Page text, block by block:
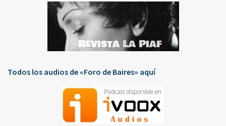
Todos los audios de «Foro de Baires» aquí